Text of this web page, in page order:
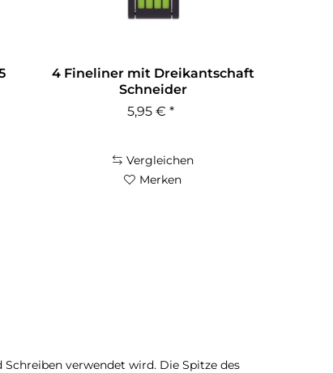
4 Fineliner mit Dreikantschaft
Schneider
5,95 € *
Vergleichen
Merken
verwendet wird. Die Spitze des